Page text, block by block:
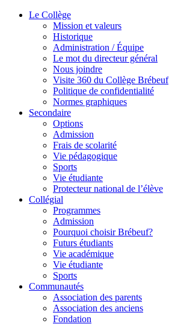
Le Collège
Mission et valeurs
Historique
Administration / Équipe
Le mot du directeur général
Nous joindre
Visite 360 du Collège Brébeuf
Politique de confidentialité
Normes graphiques
Secondaire
Options
Admission
Frais de scolarité
Vie pédagogique
Sports
Vie étudiante
Protecteur national de l’élève
Collégial
Programmes
Admission
Pourquoi choisir Brébeuf?
Futurs étudiants
Vie académique
Vie étudiante
Sports
Communautés
Association des parents
Association des anciens
Fondation